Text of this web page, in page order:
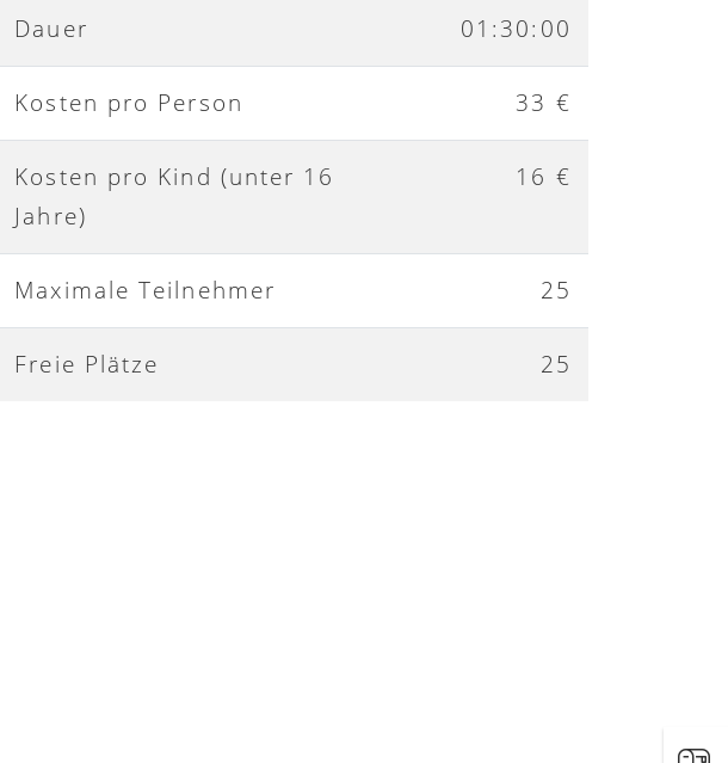
Dauer 01:30:00
Kosten pro Person 33 €
Kosten pro Kind (unter 16
Jahre)
16 €
Maximale Teilnehmer 25
Freie Plätze 25